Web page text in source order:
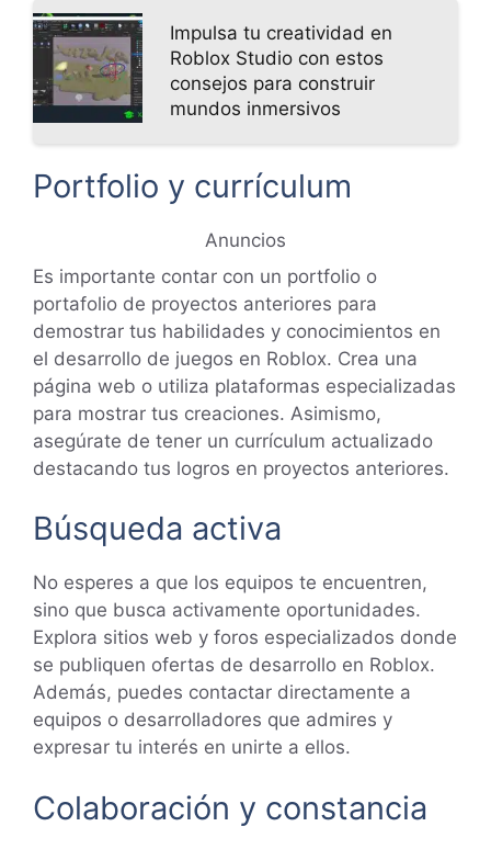
Impulsa tu creatividad en
Roblox Studio con estos
consejos para construir
mundos inmersivos
Portfolio y currículum
Anuncios
Es importante contar con un portfolio o
portafolio de proyectos anteriores para
demostrar tus habilidades y conocimientos en
el desarrollo de juegos en Roblox. Crea una
página web o utiliza plataformas especializadas
para mostrar tus creaciones. Asimismo,
asegúrate de tener un currículum actualizado
destacando tus logros en proyectos anteriores.
Búsqueda activa
No esperes a que los equipos te encuentren,
sino que busca activamente oportunidades.
Explora sitios web y foros especializados donde
se publiquen ofertas de desarrollo en Roblox.
Además, puedes contactar directamente a
equipos o desarrolladores que admires y
expresar tu interés en unirte a ellos.
Colaboración y constancia